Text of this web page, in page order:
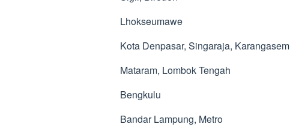
Lhokseumawe
Kota Denpasar, Singaraja, Karangasem
Mataram, Lombok Tengah
Bengkulu
Bandar Lampung, Metro